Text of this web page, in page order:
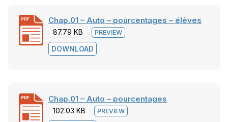
Chap.01 – Auto – pourcentages – élèves
87.79 KB PREVIEW
DOWNLOAD
Chap.01 – Auto – pourcentages
102.03 KB PREVIEW